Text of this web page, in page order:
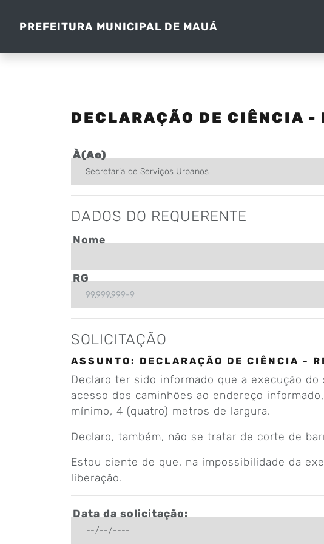
PREFEITURA MUNICIPAL DE MAUÁ
DECLARAÇÃO DE CIÊNCIA -
À(Ao)
DADOS DO REQUERENTE
Nome
RG
SOLICITAÇÃO
ASSUNTO: DECLARAÇÃO DE CIÊNCIA -
Declaro ter sido informado que a execução
acesso dos caminhões ao endereço
mínimo, 4 (quatro) metros de largura.
Declaro, também, não se tratar de corte de
Estou ciente de que, na impossibilidade da
liberação.
Data da solicitação: